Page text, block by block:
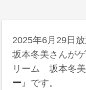
2025年6月29日
坂本冬美さんが
リーム 坂本冬
ー』です。